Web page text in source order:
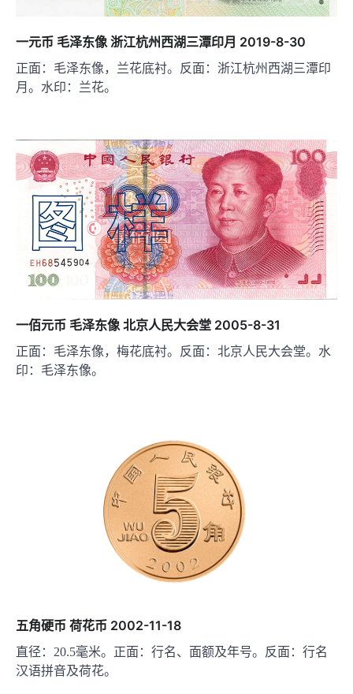
一元币 毛泽东像 浙江杭州西湖三潭印月 2019-8-30
正面：毛泽东像，兰花底衬。反面：浙江杭州西湖三潭印
月。水印：兰花。
一佰元币 毛泽东像 北京人民大会堂 2005-8-31
正面：毛泽东像，梅花底衬。反面：北京人民大会堂。水
印：毛泽东像。
五角硬币 荷花币 2002-11-18
直径：20.5毫米。正面：行名、面额及年号。反面：行名
汉语拼音及荷花。